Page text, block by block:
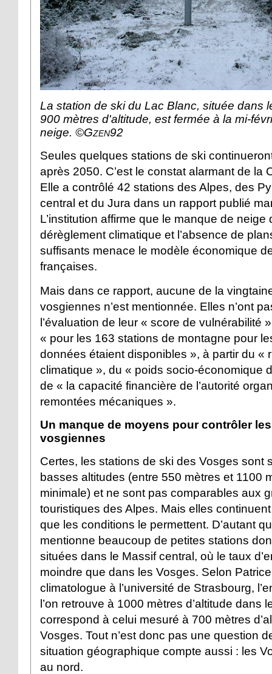
La station de ski du Lac Blanc, située dans
900 mètres d'altitude, est fermée à la mi-
neige. ©Gzen92
Seules quelques stations de ski
après 2050. C’est le constat alarmant de la
Elle a contrôlé 42 stations des Alpes, des
central et du Jura dans un rapport publié
L’institution affirme que le manque de neige
dérèglement climatique et l’absence de
suffisants menace le modèle économique
françaises.
Mais dans ce rapport, aucune de la
vosgiennes n’est mentionnée. Elles n’ont
l’évaluation de leur « score de vulnérabilité
« pour les 163 stations de montagne pour
données étaient disponibles », à partir du «
climatique », du « poids socio-économique
de « la capacité financière de l’autorité
remontées mécaniques ».
Un manque de moyens pour contrôler
vosgiennes
Certes, les stations de ski des Vosges sont
basses altitudes (entre 550 mètres et 1100
minimale) et ne sont pas comparables aux
touristiques des Alpes. Mais elles
que les conditions le permettent. D’autant
mentionne beaucoup de petites stations
situées dans le Massif central, où le taux
moindre que dans les Vosges. Selon
climatologue à l’université de Strasbourg,
l’on retrouve à 1000 mètres d’altitude dans
correspond à celui mesuré à 700 mètres
Vosges. Tout n’est donc pas une question
situation géographique compte aussi : les
au nord.